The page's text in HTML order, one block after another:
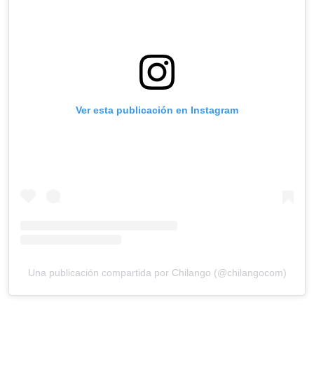
Ver esta publicación en Instagram
Una publicación compartida por Chilango (@chilangocom)